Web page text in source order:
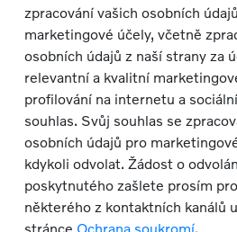
zpracování vašich osobních
marketingové účely, včetně
osobních údajů z naší strany za
relevantní a kvalitní
profilování na internetu a
souhlas. Svůj souhlas se
osobních údajů pro
kdykoli odvolat. Žádost o
poskytnutého zašlete prosím
některého z kontaktních kanálů
stránce Ochrana soukromí.